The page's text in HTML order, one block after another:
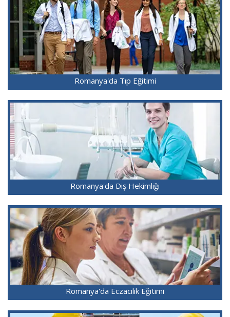
Romanya'da Tıp Eğitimi
Romanya'da Diş Hekimliği
Romanya'da Eczacılık Eğitimi